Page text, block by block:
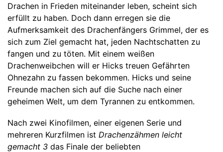
Drachen in Frieden miteinander leben, scheint sich
erfüllt zu haben. Doch dann erregen sie die
Aufmerksamkeit des Drachenfängers Grimmel, der es
sich zum Ziel gemacht hat, jeden Nachtschatten zu
fangen und zu töten. Mit einem weißen
Drachenweibchen will er Hicks treuen Gefährten
Ohnezahn zu fassen bekommen. Hicks und seine
Freunde machen sich auf die Suche nach einer
geheimen Welt, um dem Tyrannen zu entkommen.
Nach zwei Kinofilmen, einer eigenen Serie und
mehreren Kurzfilmen ist Drachenzähmen leicht
gemacht 3 das Finale der beliebten